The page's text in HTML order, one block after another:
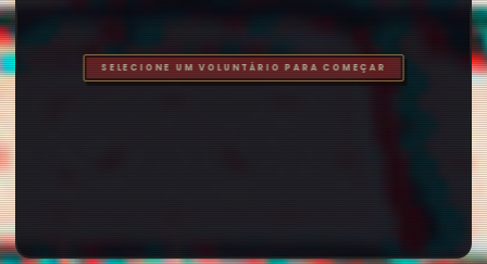
baekart bigbang
cerebrodog
eto